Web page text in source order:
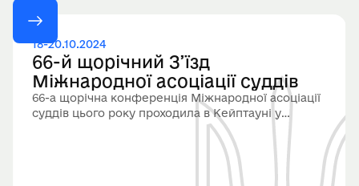
18-20.10.2024
66-й щорічний З’їзд
Міжнародної асоціації суддів
66-а щорічна конференція Міжнародної асоціації
суддів цього року проходила в Кейптауні у
співорганізації з Асоціацією суддів ПАР (JOASA).